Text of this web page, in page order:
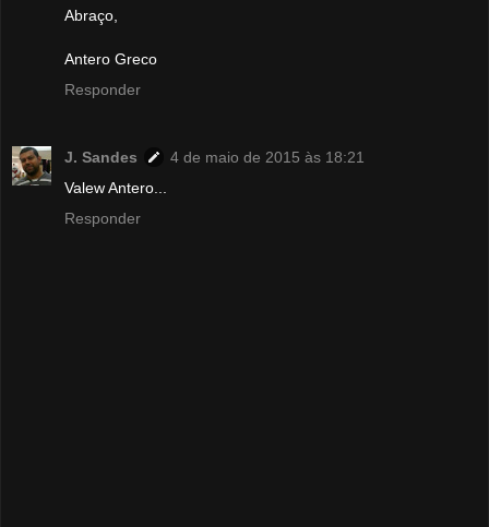
Abraço,
Antero Greco
Responder
J. Sandes
4 de maio de 2015 às 18:21
Valew Antero...
Responder